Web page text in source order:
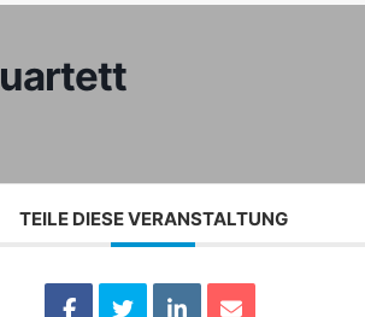
TEILE DIESE VERANSTALTUNG